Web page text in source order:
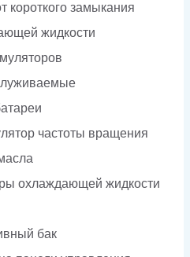
короткого замыкания
жидкости
частоты вращения
охлаждающей жидкости
бак